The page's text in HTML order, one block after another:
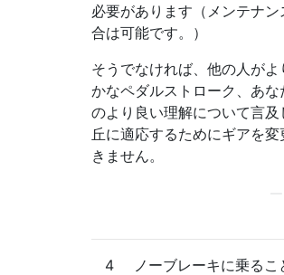
必要があります（メンテナ
合は可能です。）
そうでなければ、他の人が
かなペダルストローク、あ
のより良い理解について言及
丘に適応するためにギアを
きません。
4
ノーブレーキに乗る